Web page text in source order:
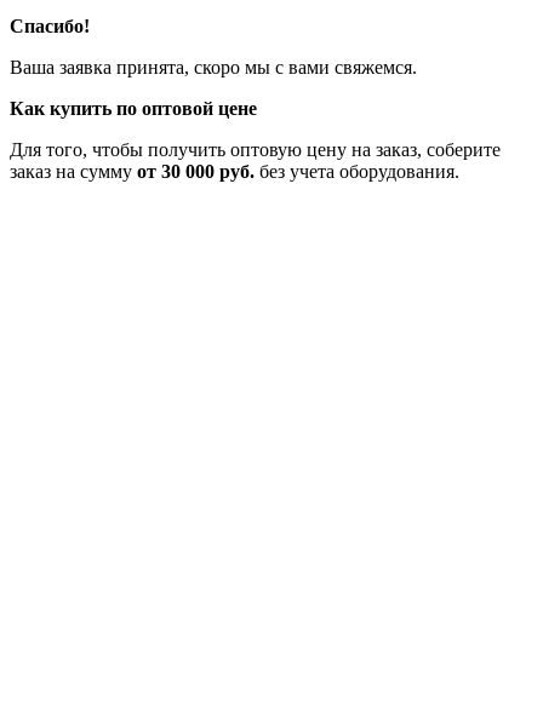
Спасибо!
Ваша заявка принята, скоро мы с вами свяжемся.
Как купить по оптовой цене
Для того, чтобы получить оптовую цену на заказ, соберите
заказ на сумму от 30 000 руб. без учета оборудования.